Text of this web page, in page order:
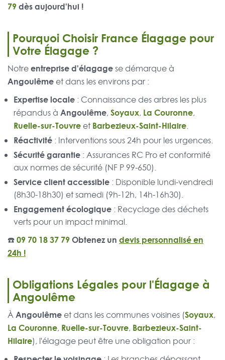
79dès aujourd'hui !
Pourquoi Choisir France Élagage pour
Votre Élagage ?
Notreentreprise d'élagagese démarque à
Angoulême et dans les environs par :
Expertise locale : Connaissance des arbres les plus
répandus à Angoulême, Soyaux, La Couronne,
Ruelle-sur-Touvre et Barbezieux-Saint-Hilaire.
Réactivité : Interventions sous 24h pour les urgences.
Sécurité garantie : Assurances RC Pro et conformité
aux normes de sécurité (NF P 99-650).
Service client accessible : Disponible lundi-vendredi
(8h30-18h30) et samedi (9h-12h, 14h-16h30).
Engagement écologique : Recyclage des déchets
verts pour un impact minimal.
☎️09 70 18 37 79Obtenez un devis personnalisé en
24h !
Obligations Légales pour l'Élagage à
Angoulême
ÀAngoulême et dans les communes voisines (Soyaux,
La Couronne, Ruelle-sur-Touvre, Barbezieux-Saint-
Hilaire), l'élagage peut être une obligation pour :